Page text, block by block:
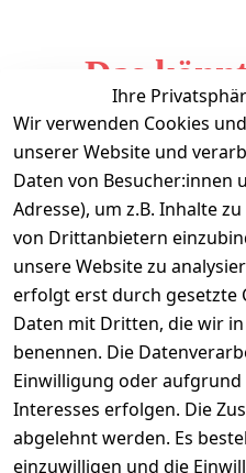
Das
Ihre
Wir verwenden Cookies
unserer Website und
Daten von Besucher:innen
Adresse), um z.B. Inhalte
von Drittanbietern
unsere Website zu
erfolgt erst durch gesetzte
Daten mit Dritten, die wir
benennen. Die
Einwilligung oder
Interesses erfolgen. Die
abgelehnt werden. Es
einzuwilligen und die
Informationen
Mein Konto
Vertrag widerrufen